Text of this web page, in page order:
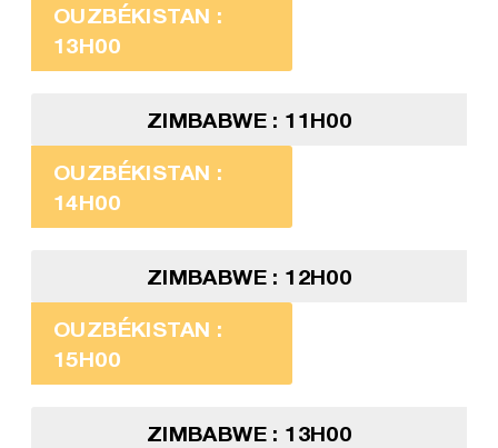
OUZBÉKISTAN :
13H00
ZIMBABWE : 11H00
OUZBÉKISTAN :
14H00
ZIMBABWE : 12H00
OUZBÉKISTAN :
15H00
ZIMBABWE : 13H00